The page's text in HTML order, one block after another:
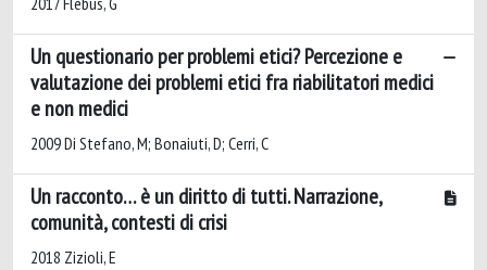
Un questionario per problemi etici? Percezione e
valutazione dei problemi etici fra riabilitatori medici
e non medici
2009 Di Stefano, M; Bonaiuti, D; Cerri, C
Un racconto… è un diritto di tutti. Narrazione,
comunità, contesti di crisi
2018 Zizioli, E